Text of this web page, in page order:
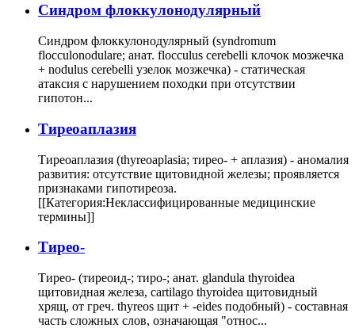
Cиндром флоккулонодулярный
Синдром флоккулонодулярный (syndromum
flocculonodulare; анат. flocculus cerebelli клочок мозжечка
+ nodulus cerebelli узелок мозжечка) - статическая
атаксия с нарушением походки при отсутствии
гипотон...
Тиреоаплазия
Тиреоаплазия (thyreoaplasia; тирео- + аплазия) - аномалия
развития: отсутствие щитовидной железы; проявляется
признаками гипотиреоза.
[[Категория:Неклассифицированные медицинские
термины]]
Тирео-
Тирео- (тиреоид-; тиро-; анат. glandula thyroidea
щитовидная железа, cartilago thyroidea щитовидный
хрящ, от греч. thyreos щит + -eides подобный) - составная
часть сложных слов, означающая "относ...